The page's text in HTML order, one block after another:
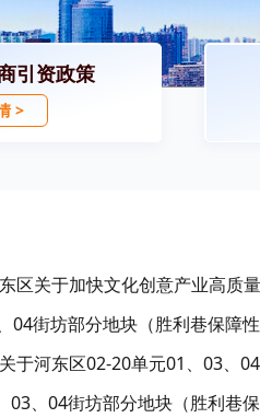
引资政策
>
区关于加快文化创意产业高质
04街坊部分地块（胜利巷保障
03、04街坊部分地块（胜利巷